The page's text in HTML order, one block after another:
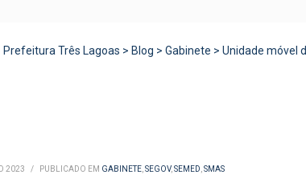
Prefeitura Três Lagoas > Blog > Gabinete > Unidade móvel
2023 / PUBLICADO EM GABINETE,SEGOV,SEMED,SMAS